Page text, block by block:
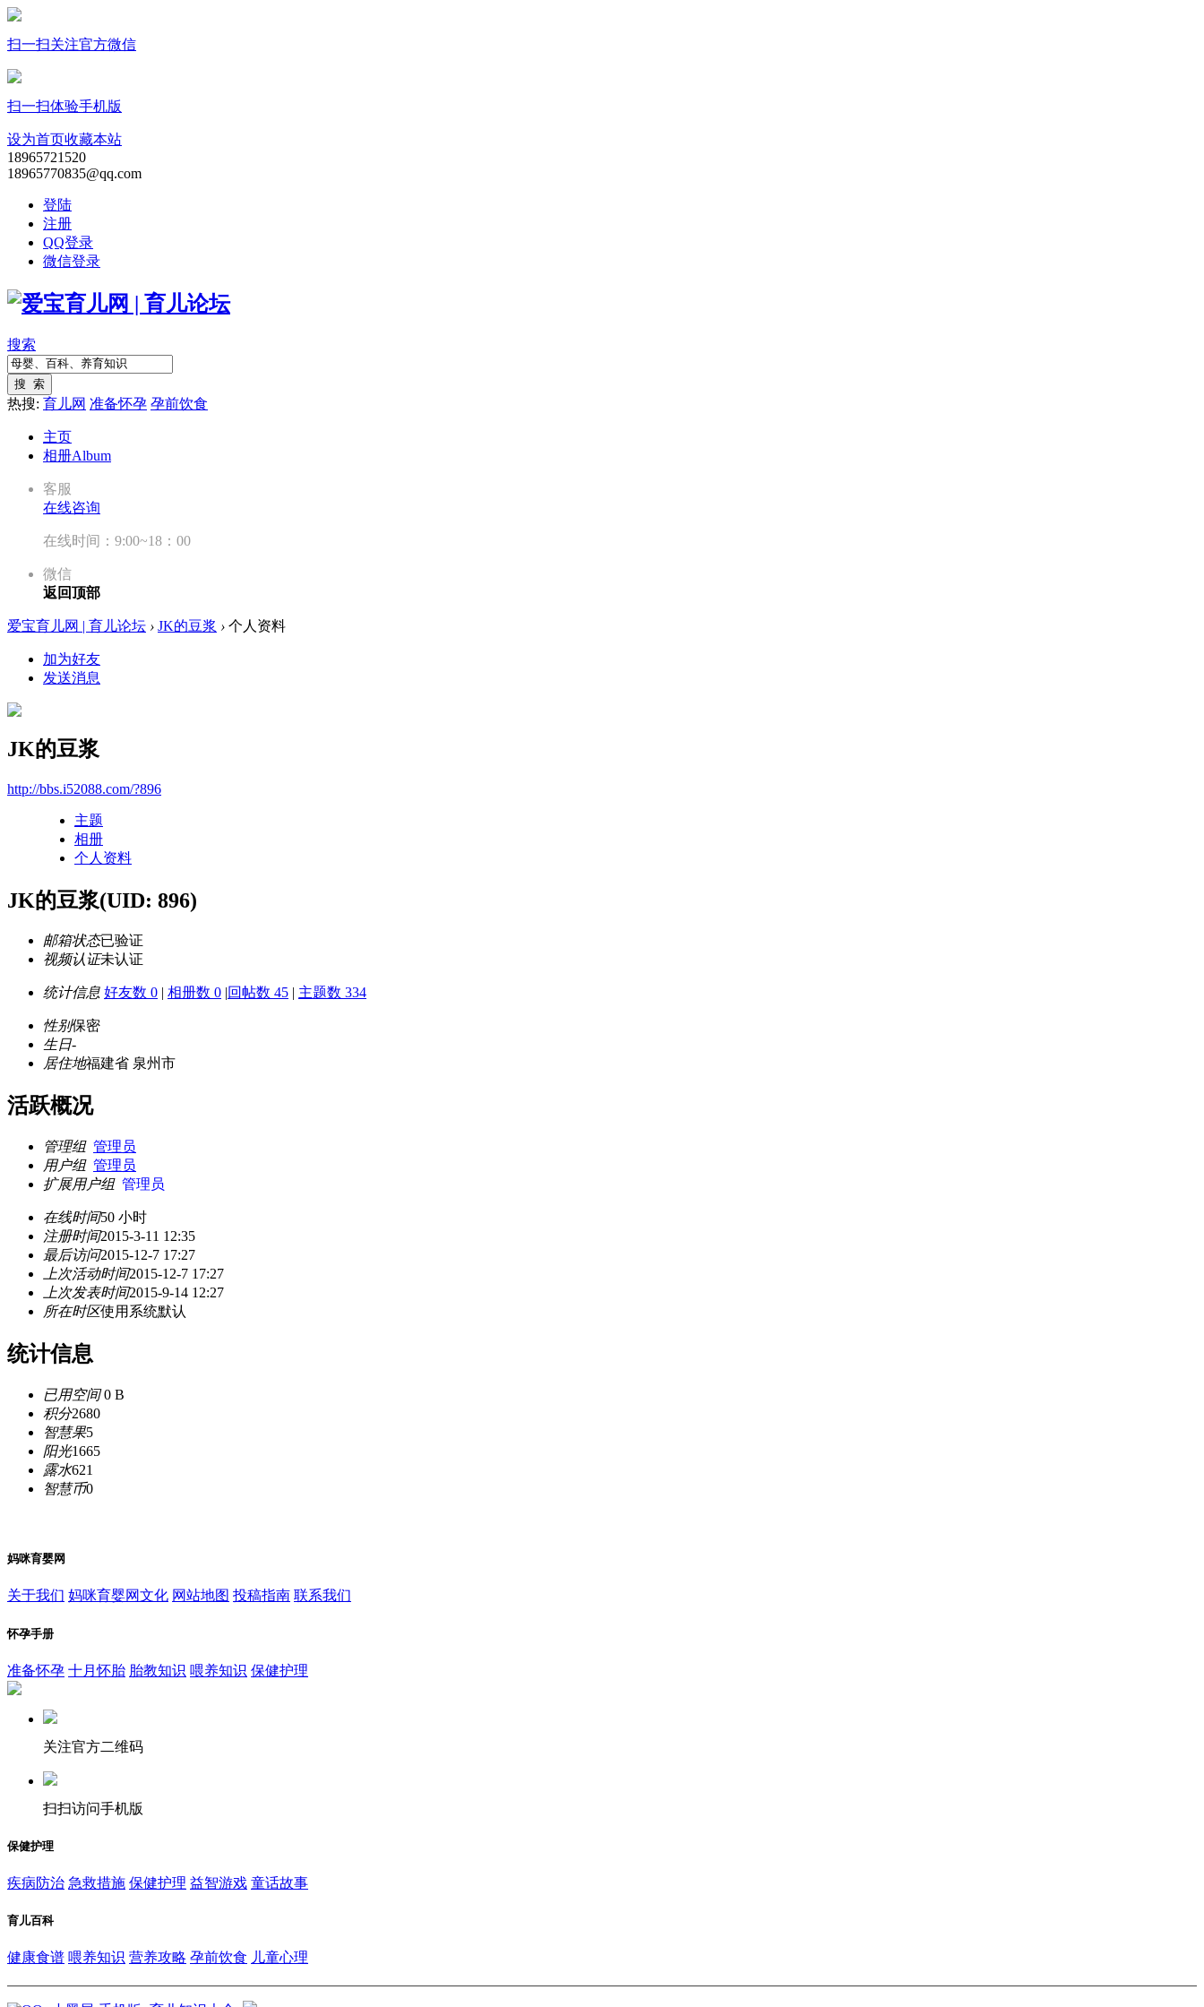
扫一扫关注官方微信
扫一扫体验手机版
设为首页收藏本站
18965721520
18965770835@qq.com
登陆
注册
QQ登录
微信登录
搜索
搜 索
热搜: 育儿网 准备怀孕 孕前饮食
主页
相册Album
客服
在线咨询
在线时间：9:00~18：00
微信
返回顶部
爱宝育儿网 | 育儿论坛 › JK的豆浆 › 个人资料
加为好友
发送消息
JK的豆浆
http://bbs.i52088.com/?896
主题
相册
个人资料
JK的豆浆(UID: 896)
邮箱状态已验证
视频认证未认证
统计信息 好友数 0 | 相册数 0 |回帖数 45 | 主题数 334
性别保密
生日-
居住地福建省 泉州市
活跃概况
管理组 管理员
用户组 管理员
扩展用户组 管理员
在线时间50 小时
注册时间2015-3-11 12:35
最后访问2015-12-7 17:27
上次活动时间2015-12-7 17:27
上次发表时间2015-9-14 12:27
所在时区使用系统默认
统计信息
已用空间0 B
积分2680
智慧果5
阳光1665
露水621
智慧币0
妈咪育婴网
关于我们 妈咪育婴网文化 网站地图 投稿指南 联系我们
怀孕手册
准备怀孕 十月怀胎 胎教知识 喂养知识 保健护理
关注官方二维码
扫扫访问手机版
保健护理
疾病防治 急救措施 保健护理 益智游戏 童话故事
育儿百科
健康食谱 喂养知识 营养攻略 孕前饮食 儿童心理